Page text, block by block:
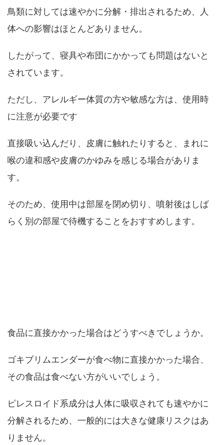
鳥類に対しては速やかに分解・排出されるため、人
体への影響はほとんどありません。
したがって、寝具や布団にかかっても問題はないと
されています。
ただし、アレルギー体質の方や敏感な方は、使用時
に注意が必要です
直接吸い込んだり、皮膚に触れたりすると、まれに
喉の違和感や皮膚のかゆみを感じる場合がありま
す。
そのため、使用中は部屋を閉め切り、噴射後はしば
らく別の部屋で待機することをおすすめします。
食品に直接かかった場合はどうすべきでしょうか。
ゴキブリムエンダーが食べ物に直接かかった場合、
その食品は食べない方がいいでしょう。
ピレスロイド系成分は人体に吸収されても速やかに
分解されるため、一般的には大きな健康リスクはあ
りません。